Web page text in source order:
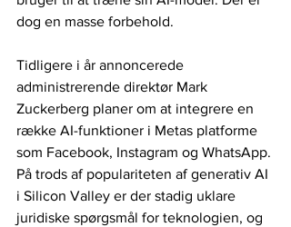
dog en masse forbehold.
Tidligere i år annoncerede
administrerende direktør Mark
Zuckerberg planer om at integrere en
række AI-funktioner i Metas platforme
som Facebook, Instagram og WhatsApp.
På trods af populariteten af generativ AI
i Silicon Valley er der stadig uklare
juridiske spørgsmål for teknologien, og